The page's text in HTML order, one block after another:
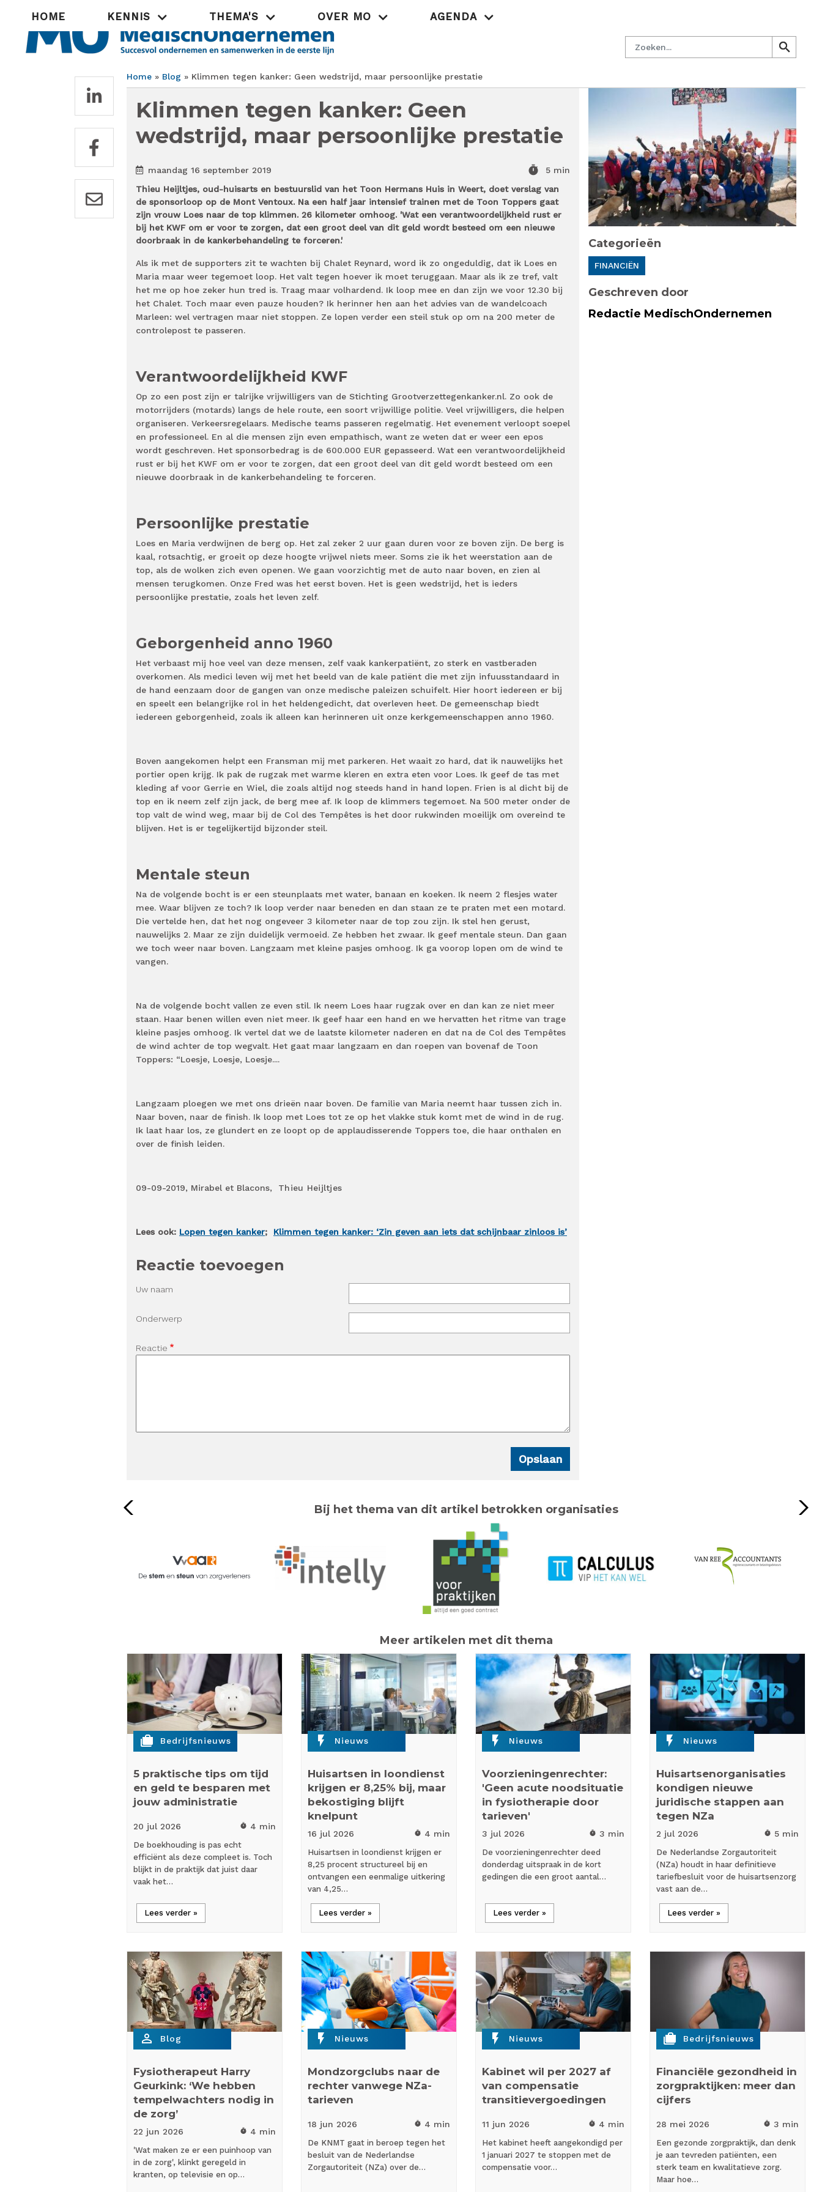
Zoeken
search
search
Hoofdnavigatie
HOME KENNIS THEMA'S OVER MO AGENDA
Kruimelpad
Home Blog Klimmen tegen kanker: Geen wedstrijd, maar persoonlijke prestatie
Klimmen tegen kanker: Geen
wedstrijd, maar persoonlijke prestatie
maandag 16 september 2019 timer
5 min
Thieu Heijltjes, oud-huisarts en bestuurslid van het Toon Hermans Huis in Weert, doet verslag van
de sponsorloop op de Mont Ventoux. Na een half jaar intensief trainen met de Toon Toppers gaat
zijn vrouw Loes naar de top klimmen. 26 kilometer omhoog. 'Wat een verantwoordelijkheid rust er
bij het KWF om er voor te zorgen, dat een groot deel van dit geld wordt besteed om een nieuwe
doorbraak in de kankerbehandeling te forceren.'
Als ik met de supporters zit te wachten bij Chalet Reynard, word ik zo ongeduldig, dat ik Loes en
Maria maar weer tegemoet loop. Het valt tegen hoever ik moet teruggaan. Maar als ik ze tref, valt
het me op hoe zeker hun tred is. Traag maar volhardend. Ik loop mee en dan zijn we voor 12.30 bij
het Chalet. Toch maar even pauze houden? Ik herinner hen aan het advies van de wandelcoach
Marleen: wel vertragen maar niet stoppen. Ze lopen verder een steil stuk op om na 200 meter de
controlepost te passeren.
Verantwoordelijkheid KWF
Op zo een post zijn er talrijke vrijwilligers van de Stichting Grootverzettegenkanker.nl. Zo ook de
motorrijders (motards) langs de hele route, een soort vrijwillige politie. Veel vrijwilligers, die helpen
organiseren. Verkeersregelaars. Medische teams passeren regelmatig. Het evenement verloopt soepel
en professioneel. En al die mensen zijn even empathisch, want ze weten dat er weer een epos
wordt geschreven. Het sponsorbedrag is de 600.000 EUR gepasseerd. Wat een verantwoordelijkheid
rust er bij het KWF om er voor te zorgen, dat een groot deel van dit geld wordt besteed om een
nieuwe doorbraak in de kankerbehandeling te forceren.
Persoonlijke prestatie
Loes en Maria verdwijnen de berg op. Het zal zeker 2 uur gaan duren voor ze boven zijn. De berg is
kaal, rotsachtig, er groeit op deze hoogte vrijwel niets meer. Soms zie ik het weerstation aan de
top, als de wolken zich even openen. We gaan voorzichtig met de auto naar boven, en zien al
mensen terugkomen. Onze Fred was het eerst boven. Het is geen wedstrijd, het is ieders
persoonlijke prestatie, zoals het leven zelf.
Geborgenheid anno 1960
Het verbaast mij hoe veel van deze mensen, zelf vaak kankerpatiënt, zo sterk en vastberaden
overkomen. Als medici leven wij met het beeld van de kale patiënt die met zijn infuusstandaard in
de hand eenzaam door de gangen van onze medische paleizen schuifelt. Hier hoort iedereen er bij
en speelt een belangrijke rol in het heldengedicht, dat overleven heet. De gemeenschap biedt
iedereen geborgenheid, zoals ik alleen kan herinneren uit onze kerkgemeenschappen anno 1960.
Boven aangekomen helpt een Fransman mij met parkeren. Het waait zo hard, dat ik nauwelijks het
portier open krijg. Ik pak de rugzak met warme kleren en extra eten voor Loes. Ik geef de tas met
kleding af voor Gerrie en Wiel, die zoals altijd nog steeds hand in hand lopen. Frien is al dicht bij de
top en ik neem zelf zijn jack, de berg mee af. Ik loop de klimmers tegemoet. Na 500 meter onder de
top valt de wind weg, maar bij de Col des Tempêtes is het door rukwinden moeilijk om overeind te
blijven. Het is er tegelijkertijd bijzonder steil.
Mentale steun
Na de volgende bocht is er een steunplaats met water, banaan en koeken. Ik neem 2 flesjes water
mee. Waar blijven ze toch? Ik loop verder naar beneden en dan staan ze te praten met een motard.
Die vertelde hen, dat het nog ongeveer 3 kilometer naar de top zou zijn. Ik stel hen gerust,
nauwelijks 2. Maar ze zijn duidelijk vermoeid. Ze hebben het zwaar. Ik geef mentale steun. Dan gaan
we toch weer naar boven. Langzaam met kleine pasjes omhoog. Ik ga voorop lopen om de wind te
vangen.
Na de volgende bocht vallen ze even stil. Ik neem Loes haar rugzak over en dan kan ze niet meer
staan. Haar benen willen even niet meer. Ik geef haar een hand en we hervatten het ritme van trage
kleine pasjes omhoog. Ik vertel dat we de laatste kilometer naderen en dat na de Col des Tempêtes
de wind achter de top wegvalt. Het gaat maar langzaam en dan roepen van bovenaf de Toon
Toppers: “Loesje, Loesje, Loesje....
Langzaam ploegen we met ons drieën naar boven. De familie van Maria neemt haar tussen zich in.
Naar boven, naar de finish. Ik loop met Loes tot ze op het vlakke stuk komt met de wind in de rug.
Ik laat haar los, ze glundert en ze loopt op de applaudisserende Toppers toe, die haar onthalen en
over de finish leiden.
09-09-2019, Mirabel et Blacons, Thieu Heijltjes
Lees ook: Lopen tegen kanker; Klimmen tegen kanker: ‘Zin geven aan iets dat schijnbaar zinloos is’
Reactie toevoegen
Uw naam
Onderwerp
Reactie
Categorieën
FINANCIËN
Geschreven door
Redactie MedischOndernemen
Bij het thema van dit artikel betrokken organisaties
Meer artikelen met dit thema
cases Bedrijfsnieuws
5 praktische tips om tijd
en geld te besparen met
jouw administratie
20 jul 2026 timer 4 min
De boekhouding is pas echt
efficiënt als deze compleet is. Toch
blijkt in de praktijk dat juist daar
vaak het…
Lees verder »
flash_on Nieuws
Huisartsen in loondienst
krijgen er 8,25% bij, maar
bekostiging blijft
knelpunt
16 jul 2026 timer 4 min
Huisartsen in loondienst krijgen er
8,25 procent structureel bij en
ontvangen een eenmalige uitkering
van 4,25…
Lees verder »
flash_on Nieuws
Voorzieningenrechter:
'Geen acute noodsituatie
in fysiotherapie door
tarieven'
3 jul 2026 timer 3 min
De voorzieningenrechter deed
donderdag uitspraak in de kort
gedingen die een groot aantal…
Lees verder »
flash_on Nieuws
Huisartsenorganisaties
kondigen nieuwe
juridische stappen aan
tegen NZa
2 jul 2026 timer 5 min
De Nederlandse Zorgautoriteit
(NZa) houdt in haar definitieve
tariefbesluit voor de huisartsenzorg
vast aan de…
Lees verder »
person_outline Blog
Fysiotherapeut Harry
Geurkink: ‘We hebben
tempelwachters nodig in
de zorg’
22 jun 2026 timer 4 min
'Wat maken ze er een puinhoop van
in de zorg', klinkt geregeld in
kranten, op televisie en op…
flash_on Nieuws
Mondzorgclubs naar de
rechter vanwege NZa-
tarieven
18 jun 2026 timer 4 min
De KNMT gaat in beroep tegen het
besluit van de Nederlandse
Zorgautoriteit (NZa) over de…
flash_on Nieuws
Kabinet wil per 2027 af
van compensatie
transitievergoedingen
11 jun 2026 timer 4 min
Het kabinet heeft aangekondigd per
1 januari 2027 te stoppen met de
compensatie voor…
cases Bedrijfsnieuws
Financiële gezondheid in
zorgpraktijken: meer dan
cijfers
28 mei 2026 timer 3 min
Een gezonde zorgpraktijk, dan denk
je aan tevreden patiënten, een
sterk team en kwalitatieve zorg.
Maar hoe…